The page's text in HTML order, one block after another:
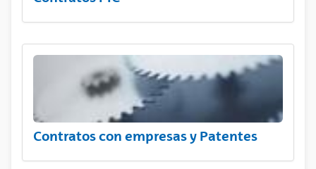
Contratos con empresas y Patentes